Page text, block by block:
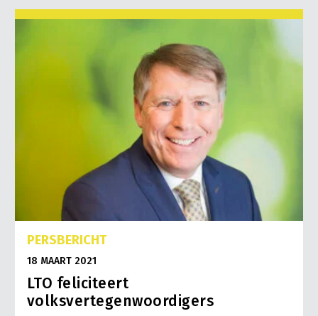
PERSBERICHT
18 MAART 2021
LTO feliciteert
volksvertegenwoordigers